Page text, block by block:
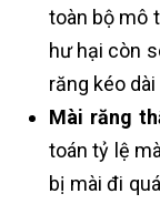
toàn bộ mô
hư hại còn
răng kéo
Mài răng
toán tỷ lệ
bị mài đi